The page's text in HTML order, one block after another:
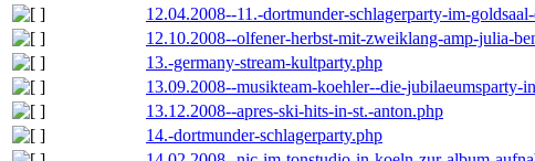
12.04.2008--11.-dortmunder-schlagerparty-im-
12.10.2008--olfener-herbst-mit-zweiklang-amp-julia-
13.-germany-stream-kultparty.php
13.09.2008--musikteam-koehler--die-jubilaeumsparty-
13.12.2008--apres-ski-hits-in-st.-anton.php
14.-dortmunder-schlagerparty.php